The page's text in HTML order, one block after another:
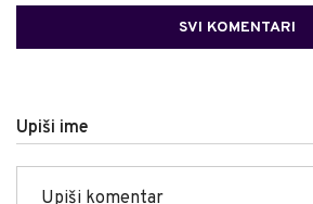
SVI KOMENTARI
Upiši ime